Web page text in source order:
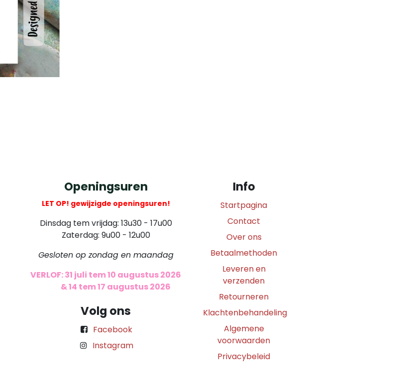
Openingsuren
LET OP! gewijzigde openingsuren!
Dinsdag tem vrijdag: 13u30 - 17u00
Zaterdag: 9u00 - 12u00
Gesloten op zondag en maandag
VERLOF: 31 juli tem 10 augustus 2026
& 14 tem 17 augustus 2026
Info
Startpagina
Contact
Over ons
Betaalmethoden
Leveren en
verzenden
Retourneren
Klachtenbehandeling
Algemene
voorwaarden
Privacybeleid
Volg ons
Facebook
Instagram